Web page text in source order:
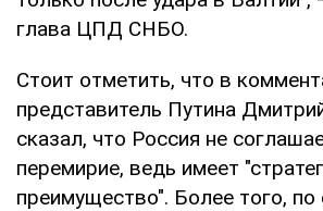
глава ЦПД СНБО.
Стоит отметить, что в
представитель Путина
сказал, что Россия не
перемирие, ведь имеет
преимущество". Более того,